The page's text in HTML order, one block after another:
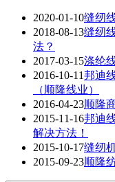
2020-01-10缝纫
2018-08-13缝纫
法？
2017-03-15涤纶
2016-10-11邦迪
（顺隆线业）
2016-04-23顺隆
2015-11-16邦迪
解决方法！
2015-10-17缝纫
2015-09-23顺隆